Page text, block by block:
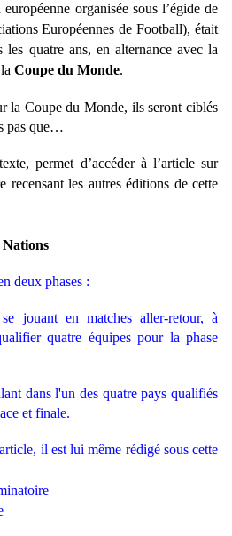
organisée sous l’égide de
Européennes de Football), était
les quatre ans, en alternance avec la
Coupe du Monde.
la Coupe du Monde, ils seront ciblés
pas que…
permet d’accéder à l’article sur
recensant les autres éditions de cette
deux phases :
se jouant en matches aller-retour, à
quatre équipes pour la phase
dans l'un des quatre pays qualifiés
et finale.
il est lui même rédigé sous cette